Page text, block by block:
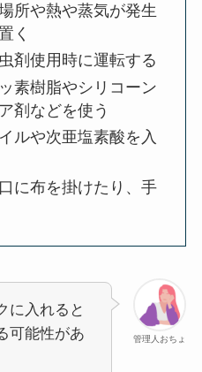
所や熱や蒸気が発生
く
剤使用時に運転する
素樹脂やシリコーン
剤などを使う
ルや次亜塩素酸を入
に布を掛けたり、手
管理人おちょ
に入れると
可能性があ